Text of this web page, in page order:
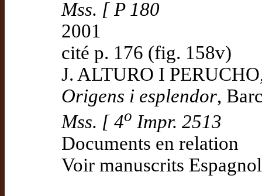
Mss. [ P 180
2001
cité p. 176 (fig. 158v)
J. ALTURO I
Origens i esplendor,
Mss. [ 4o Impr. 2513
Documents en relation
Voir manuscrits